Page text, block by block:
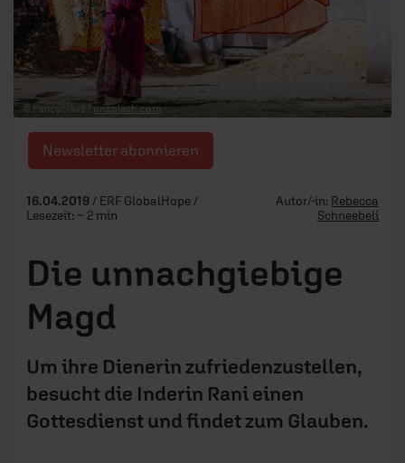
GLAUBE
MENSCHEN
GESELLSCHAFT
TEAM
© Fancycrave / unsplash.com
Newsletter abonnieren
16.04.2019 / ERF GlobalHope /
Lesezeit: ~ 2 min
Autor/-in: Rebecca
Schneebeli
Die unnachgiebige
Magd
Um ihre Dienerin zufriedenzustellen,
besucht die Inderin Rani einen
Gottesdienst und findet zum Glauben.